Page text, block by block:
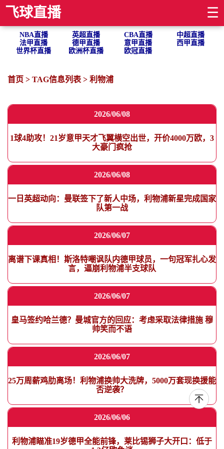
飞球直播 ☰
NBA直播 英超直播 CBA直播
中超直播
法甲直播
德甲直播 意甲直播
西甲直播
世界杯直播
欧洲杯直播 欧冠直播
首页 > TAG信息列表 > 利物浦
2026/06/08
1球4助攻！21岁意甲天才飞翼横空出世，开价4000万欧，3
大豪门疯抢
2026/06/08
一日英超动向：曼联签下了新人中场，利物浦新星完成国家
队第一战
2026/06/07
离谱下课真相！斯洛特嘲讽队内德甲球员，一句冠军扎心发
言，逼崩利物浦半支球队
2026/06/07
皇马签约哈兰德？曼城官方的回应：考虑采取法律措施 穆
帅笑而不语
2026/06/07
25万周薪鸡肋离场！利物浦换帅大洗牌，5000万套现换援能
否逆袭？
2026/06/06
利物浦瞄准19岁德甲全能前锋，莱比锡狮子大开口：低于